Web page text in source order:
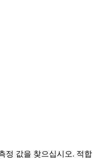
정 값을 찾으십시오. 적합